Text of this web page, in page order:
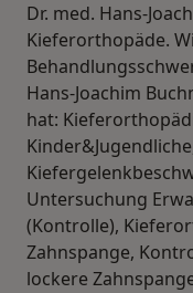
Dr. med. Hans-
Kieferorthopäde.
Hans-Joachim
hat:
Untersuchung
(Kontrolle),
Zahnspange,
lockere